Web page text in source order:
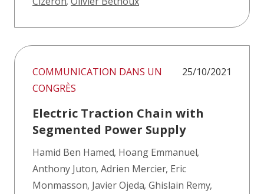
COMMUNICATION DANS UN
CONGRÈS
25/10/2021
Electric Traction Chain with
Segmented Power Supply
Hamid Ben Hamed, Hoang Emmanuel,
Anthony Juton, Adrien Mercier, Eric
Monmasson, Javier Ojeda, Ghislain Remy,